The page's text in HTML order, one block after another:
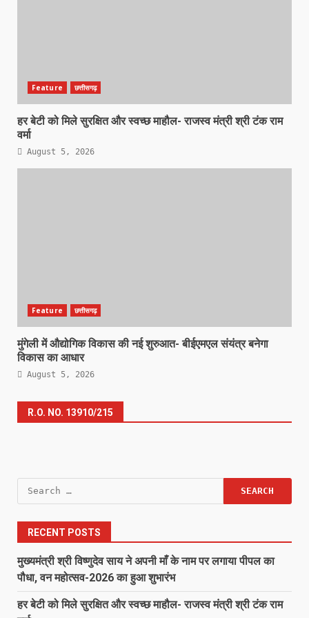
Feature छत्तीसगढ़
हर बेटी को मिले सुरक्षित और स्वच्छ माहौल- राजस्व मंत्री श्री टंक राम
वर्मा
August 5, 2026
Feature छत्तीसगढ़
मुंगेली में औद्योगिक विकास की नई शुरुआत- बीईएमएल संयंत्र बनेगा
विकास का आधार
August 5, 2026
R.O. NO. 13910/215
Search
for:
RECENT POSTS
मुख्यमंत्री श्री विष्णुदेव साय ने अपनी माँ के नाम पर लगाया पीपल का
पौधा, वन महोत्सव-2026 का हुआ शुभारंभ
हर बेटी को मिले सुरक्षित और स्वच्छ माहौल- राजस्व मंत्री श्री टंक राम